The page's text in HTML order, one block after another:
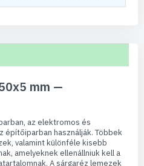
mm —
az elektromos és
építőiparban használják. Többek
valamint különféle kisebb
amelyeknek ellenállniuk kell a
A sárgaréz lemezek